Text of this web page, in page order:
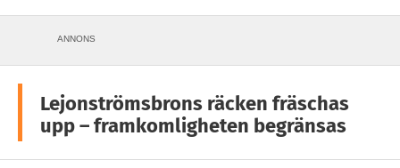
ANNONS
Lejonströmsbrons räcken fräschas
upp – framkomligheten begränsas